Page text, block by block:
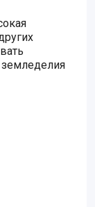
земледелия